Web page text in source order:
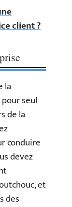
client ?
la
seul
de la
conduire
devez
et
des